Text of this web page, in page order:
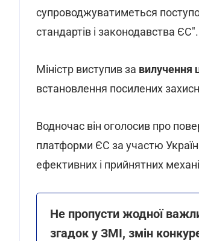
супроводжуватиметься
стандартів і законодавства ЄС".
Міністр виступив за вилучення
встановлення посилених
Водночас він оголосив про
платформи ЄС за участю
ефективних і прийнятних
Не пропусти жодної
згадок у ЗМІ, змін